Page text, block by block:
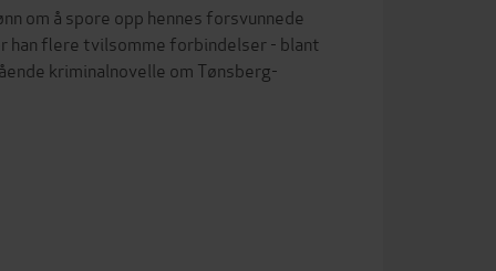
om å spore opp hennes forsvunnede
han flere tvilsomme forbindelser - blant
kriminalnovelle om Tønsberg-